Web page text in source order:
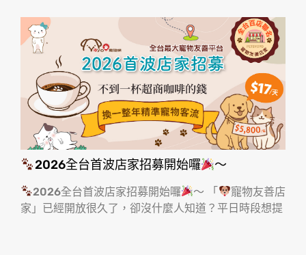
2026全台首波店家招募開始囉 ～
2026全台首波店家招募開始囉 ～ 「
寵物友善店
家」已經開放很久了，卻沒什麼人知道？平日時段想提